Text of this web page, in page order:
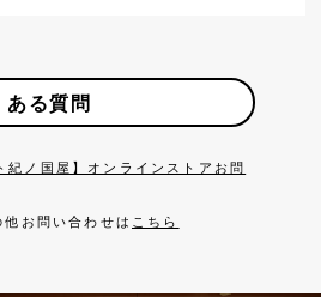
ある質問
紀ノ国屋】オンラインストアお問
他お問い合わせは こちら